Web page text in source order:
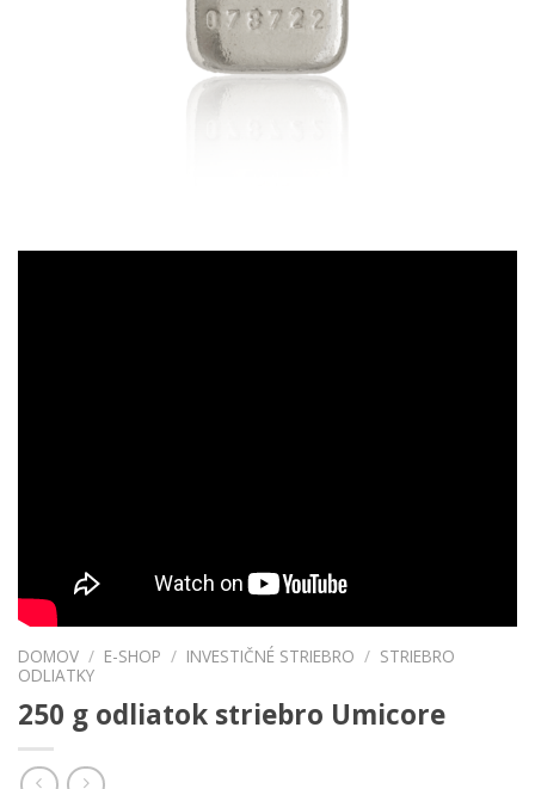
DOMOV / E-SHOP / INVESTIČNÉ STRIEBRO / STRIEBRO
ODLIATKY
250 g odliatok striebro Umicore